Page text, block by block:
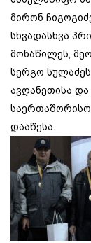
მირონ
სხვადასხვა
მონაწილეს,
სერგო
ავღანეთისა და
დააწესა.